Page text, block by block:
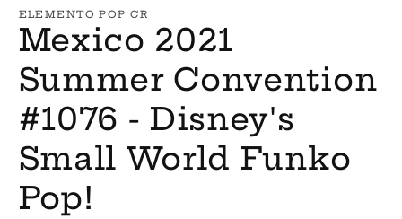
multimedia
1
en
una
ventana
modal
ELEMENTO POP CR
Mexico 2021
Summer Convention
#1076 - Disney's
Small World Funko
Pop!